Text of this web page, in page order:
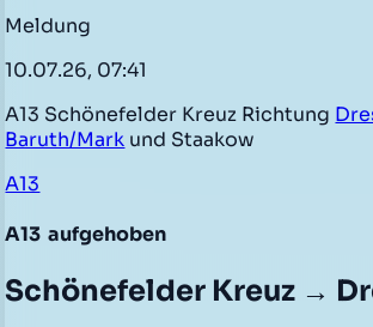
Meldung
10.07.26, 07:41
A13 Schönefelder Kreuz Richtung
Baruth/Mark und Staakow
A13
A13 aufgehoben
Schönefelder Kreuz →